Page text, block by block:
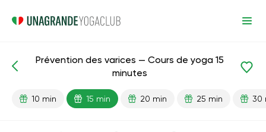
Varices
Prévention des varices — Cours de yoga 15
minutes
10 min 15 min 20 min 25 min 30